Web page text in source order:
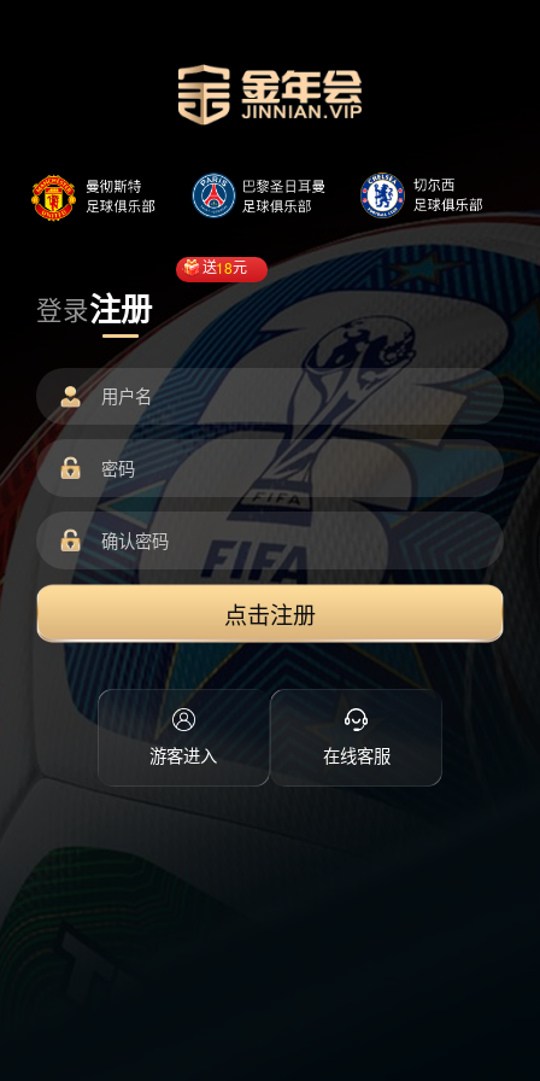
登录注册
送18元
点击注册
游客进入 在线客服